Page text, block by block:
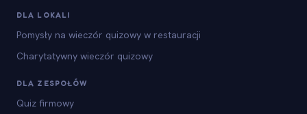
DLA LOKALI
Pomysły na wieczór quizowy w restauracji
Charytatywny wieczór quizowy
DLA ZESPOŁÓW
Quiz firmowy